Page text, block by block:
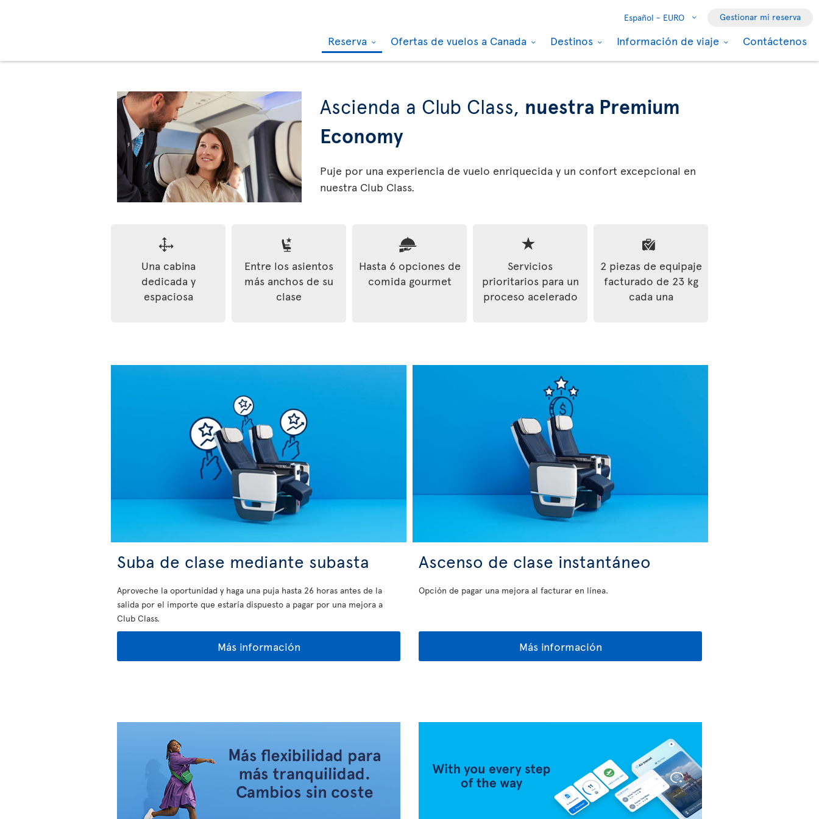
Español - EURO Gestionar mi reserva
Reserva Ofertas de vuelos a Canada Destinos Información de viaje Contáctenos
Ascienda a Club Class, nuestra Premium
Economy
Puje por una experiencia de vuelo enriquecida y un confort excepcional en
nuestra Club Class.
Una cabina
dedicada y
espaciosa
Entre los asientos
más anchos de su
clase
Hasta 6 opciones de
comida gourmet
Servicios
prioritarios para un
proceso acelerado
2 piezas de equipaje
facturado de 23 kg
cada una
Suba de clase mediante subasta
Aproveche la oportunidad y haga una puja hasta 26 horas antes de la
salida por el importe que estaría dispuesto a pagar por una mejora a
Club Class.
Más información
Ascenso de clase instantáneo
Opción de pagar una mejora al facturar en línea.
Más información